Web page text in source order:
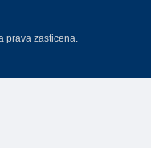
prava zasticena.